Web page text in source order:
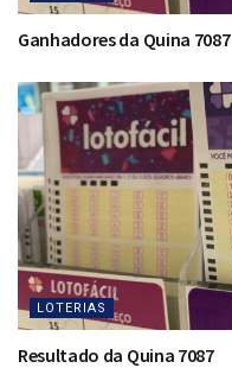
Ganhadores da Quina 7087
LOTERIAS
Resultado da Quina 7087